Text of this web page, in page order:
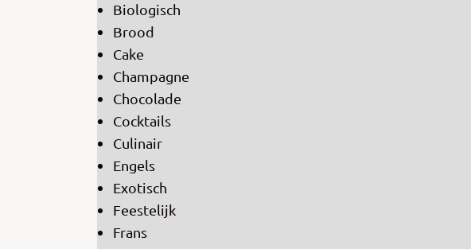
Biologisch
Brood
Cake
Champagne
Chocolade
Cocktails
Culinair
Engels
Exotisch
Feestelijk
Frans